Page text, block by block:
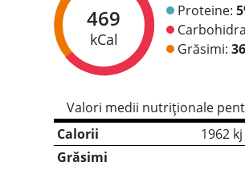
469
kCal
Proteine:
Grăsimi:
Valori medii nutriționale
Calorii
1962
Grăsimi